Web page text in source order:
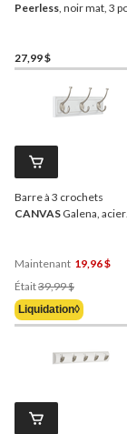
Peerless, noir mat, 3
27,99 $
Barre à 3 crochets
CANVAS Galena, acier
Maintenant 19,96 $
Était39,99 $
Était
39,99 $
Liquidation◊